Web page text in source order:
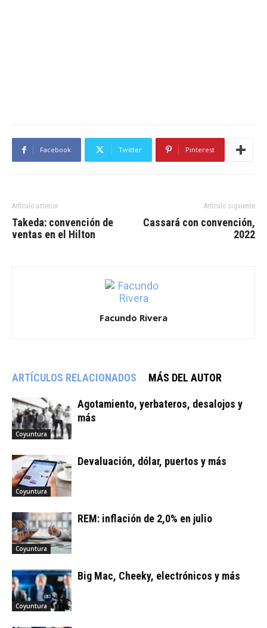
Facebook Twitter Pinterest
Artículo anterior
Takeda: convención de
ventas en el Hilton
Artículo siguiente
Cassará con convención,
2022
Facundo Rivera
ARTÍCULOS RELACIONADOS MÁS DEL AUTOR
Coyuntura
Agotamiento, yerbateros, desalojos y
más
Coyuntura
Devaluación, dólar, puertos y más
Coyuntura
REM: inflación de 2,0% en julio
Coyuntura
Big Mac, Cheeky, electrónicos y más